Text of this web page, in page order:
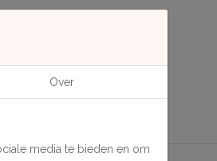
Over
media te bieden en om